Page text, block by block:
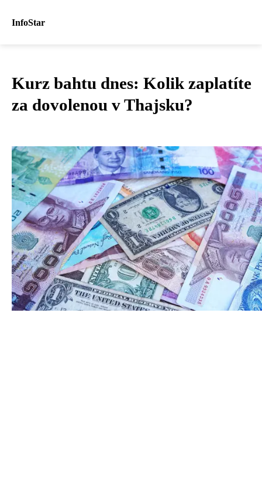
InfoStar
Kurz bahtu dnes: Kolik zaplatíte
za dovolenou v Thajsku?